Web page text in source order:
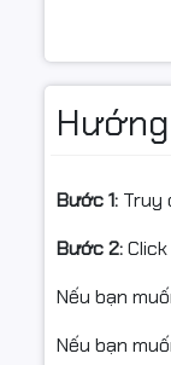
Liên hệ:
Bước 1: Truy
Bước 2:
Nếu bạn
Nếu bạn